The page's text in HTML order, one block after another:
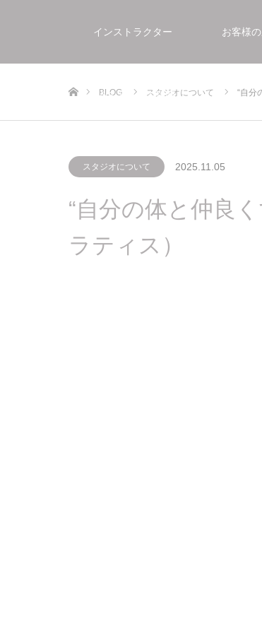
インストラクター お客様
FAQ よくある質問
BLOG スタジオについて “自分
スタジオについて 2025.11.05
“自分の体と仲良
ラティス）